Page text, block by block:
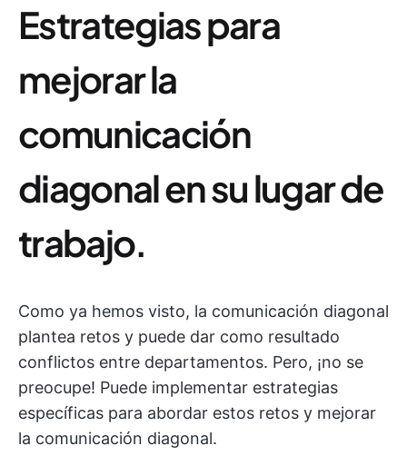
Estrategias para
mejorar la
comunicación
diagonal en su lugar de
trabajo.
Como ya hemos visto, la comunicación diagonal
plantea retos y puede dar como resultado
conflictos entre departamentos. Pero, ¡no se
preocupe! Puede implementar estrategias
específicas para abordar estos retos y mejorar
la comunicación diagonal.